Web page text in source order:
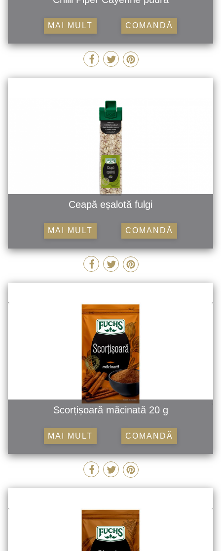
MAI MULT COMANDĂ
Ceapă eșalotă fulgi
MAI MULT COMANDĂ
Scorțișoară măcinată 20 g
MAI MULT COMANDĂ